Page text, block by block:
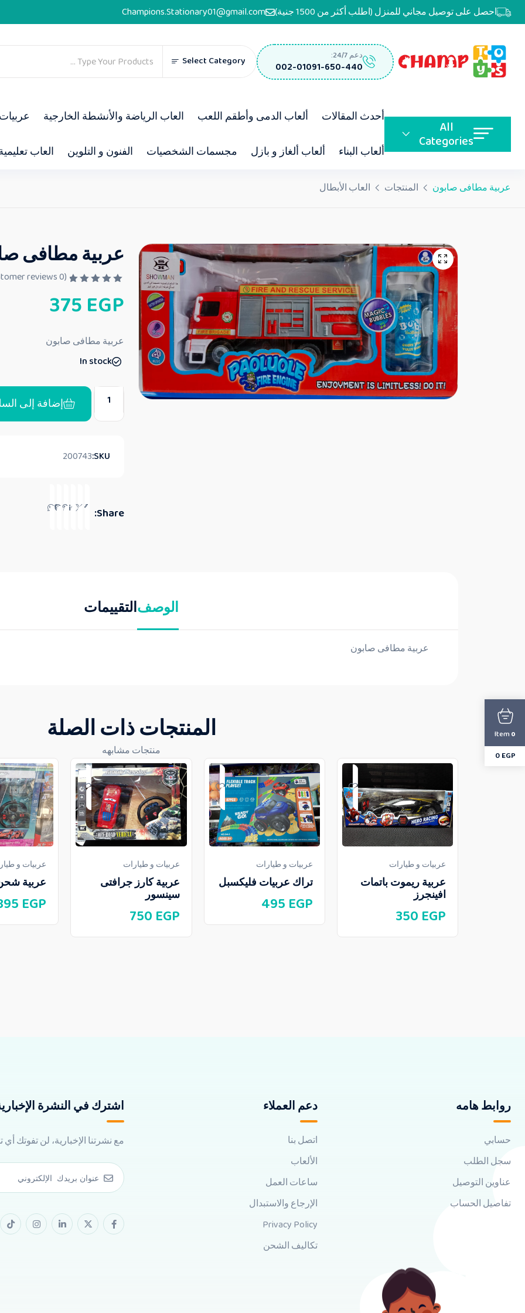
احصل على توصيل مجاني للمنزل (اطلب أكثر من 1500 جنية) Champions.Stationary01@gmail.com
دعم 24/7:
002-01091-650-440
Select Category
All
Categories
أحدث المقالات ألعاب الدمى وأطقم اللعب العاب الرياضة والأنشطة الخارجية
ألعاب البناء ألعاب ألغاز و بازل مجسمات الشخصيات الفنون و التلوين العاب
عربية مطافى صابون المنتجات العاب الأبطال
عربية مطافى
م
ا
ي
م
ن
(
0
375EGP
عربية مطافى صابون
In stock
إضافة إلى
SKU:
200743
Share:
الوصفالتقييمات
عربية مطافى صابون
المنتجات ذات الصلة
منتجات مشابهه
عربيات و طيارات
عربية ريموت باتمات
افينجرز
350 EGP
عربيات و طيارات
تراك عربيات فليكسبل
495 EGP
عربيات و طيارات
عربية كارز جرافتى
سينسور
750 EGP
عربيات و
عربية
EGP
روابط هامه
حسابي
سجل الطلب
عناوين التوصيل
تفاصيل الحساب
دعم العملاء
اتصل بنا
الألعاب
ساعات العمل
الإرجاع والاستبدال
Privacy Policy
تكاليف الشحن
اشترك في النشرة
مع نشرتنا الإخبارية، لن تفوتك
0
Item
0EGP